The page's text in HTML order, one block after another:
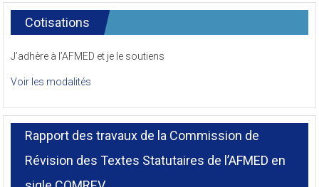
Cotisations
J’adhère à l’AFMED et je le soutiens
Voir les modalités
Rapport des travaux de la Commission de
Révision des Textes Statutaires de l’AFMED en